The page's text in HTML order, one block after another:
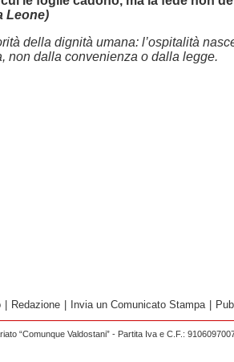
Leone)
della dignità umana: l’ospitalità
non dalla convenienza o dalla legge.
Redazione Invia un Comunicato Stampa
“Comunque Valdostani” - Partita Iva e C.F.: